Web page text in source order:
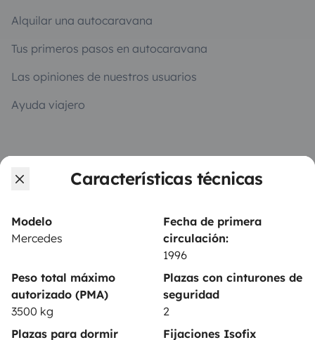
Características técnicas
Modelo
Mercedes
Fecha de primera
circulación:
1996
Peso total máximo
autorizado (PMA)
3500 kg
Plazas con cinturones de
seguridad
2
Plazas para dormir
Fijaciones Isofix
Alquilar una autocaravana
Tus primeros pasos en autocaravana
Las opiniones de nuestros usuarios
Ayuda viajero
PROPIETARIOS
Contrato de alquiler
Asistencias de alquiler
Ayuda propietario